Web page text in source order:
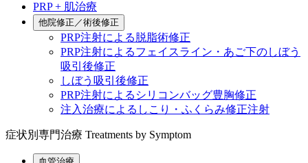
PRP + 肌治療
他院修正／術後修正
PRP注射による脱脂術修正
PRP注射によるフェイスライン・あご下のしぼう
吸引後修正
しぼう吸引後修正
PRP注射によるシリコンバッグ豊胸修正
注入治療によるしこり・ふくらみ修正注射
症状別専門治療 Treatments by Symptom